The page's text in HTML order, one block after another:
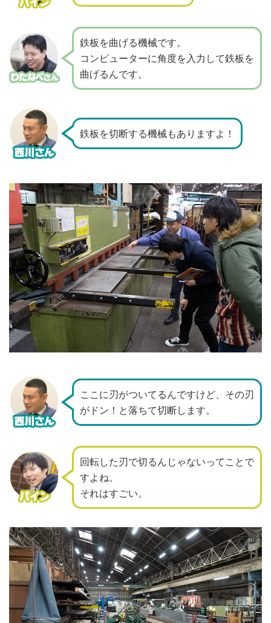
鉄板を曲げる機械です。
コンピューターに角度を入力して鉄板を
曲げるんです。
鉄板を切断する機械もありますよ！
ここに刃がついてるんですけど、 その刃
がドン！と落ちて切断します。
回転した刃で切るんじゃないってことで
すよね。
それはすごい。